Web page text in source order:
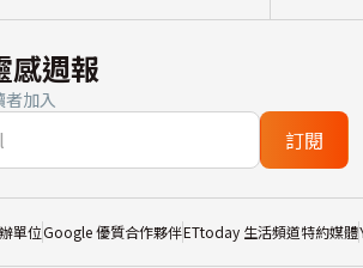
感週報
者加入
訂閱
單位Google 優質合作夥伴ETtoday 生活頻道特約媒體